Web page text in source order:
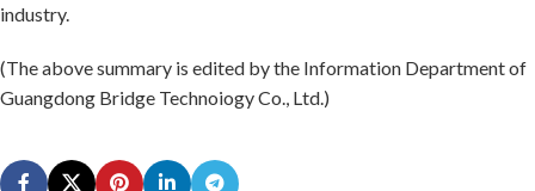
industry.
(The above summary is edited by the Information Department of
Guangdong Bridge Technoiogy Co., Ltd.)